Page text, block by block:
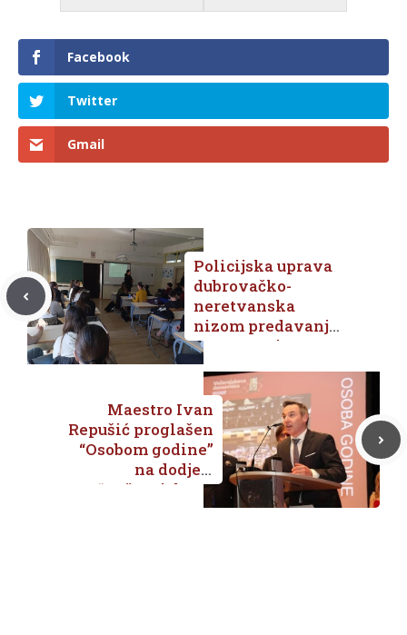
Facebook
Twitter
Gmail
Policijska uprava
dubrovačko-
neretvanska
nizom predavanja
po osnovnim
školama nastoji
prevenirati
neprihvatljiva
ponašanja među
mladima
Maestro Ivan
Repušić proglašen
“Osobom godine”
na dodjeli
“Večernjakove
domovnice”